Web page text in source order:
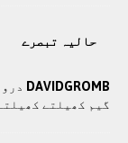
حالیہ تبصرے
DAVIDGROMB
گیم کھیلتے